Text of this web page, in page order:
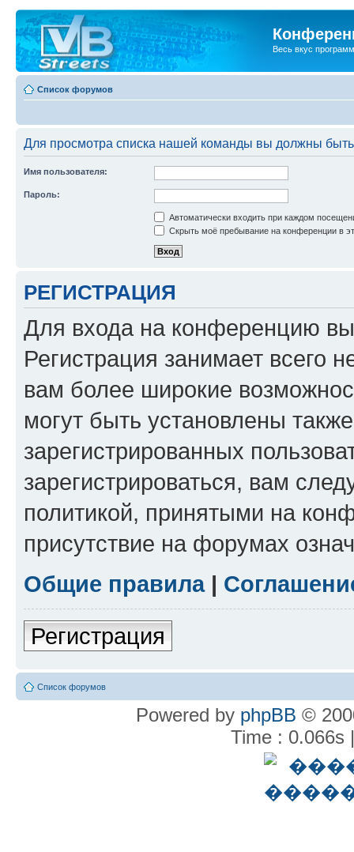
Весь вкус
Список форумов
Для просмотра списка нашей команды вы должны
Имя пользователя:
Пароль:
Автоматически входить при каждом
Скрыть моё пребывание на конференции в
РЕГИСТРАЦИЯ
Для входа на конференцию
Регистрация занимает всего
вам более широкие
могут быть установлены
зарегистрированных
зарегистрироваться, вам
политикой, принятыми на
присутствие на форумах
Общие правила|
Регистрация
Список форумов
Powered by phpBB ©
Time : 0.066s